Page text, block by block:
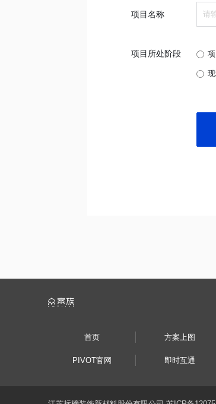
项目名称
项目所处阶段
首页 方案上图
PIVOT官网 即时互通